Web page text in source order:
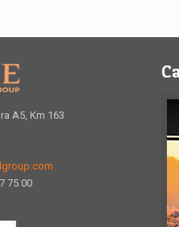
A5, Km 163
75 00